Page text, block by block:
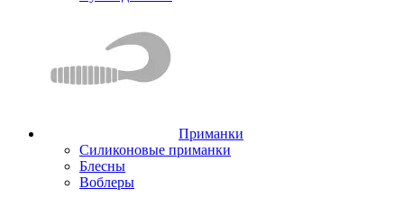
Приманки
Силиконовые приманки
Блесны
Воблеры